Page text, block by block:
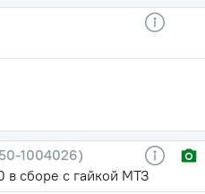
1004026)
в сборе с гайкой МТЗ